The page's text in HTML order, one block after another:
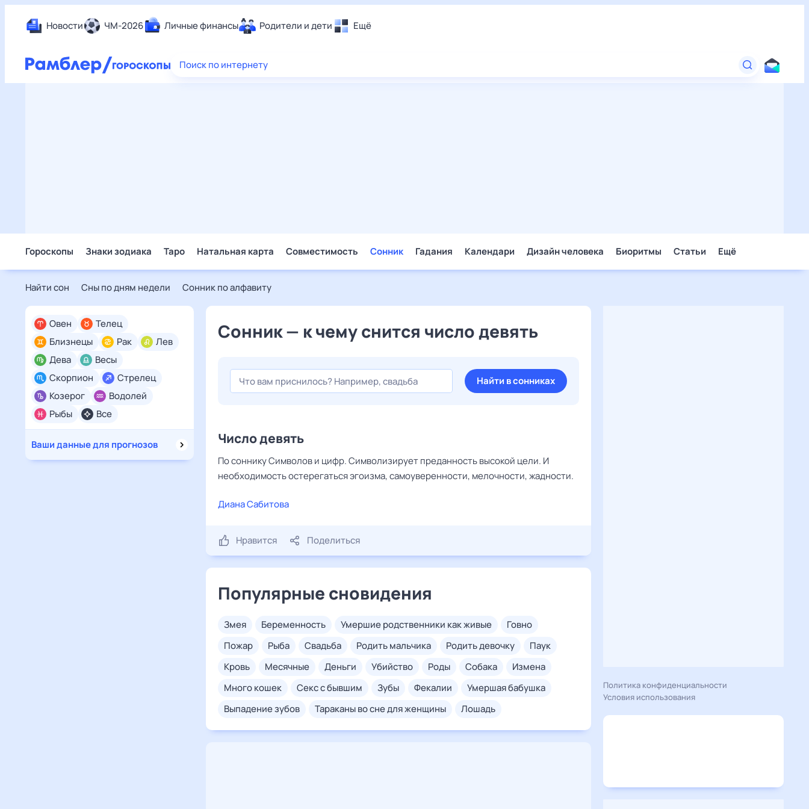
Новости ЧМ-2026 Личные финансы Родители и дети Ещё
Еда
Поиск по интернету
Гороскопы Знаки зодиака Таро Натальная карта Совместимость Сонник Гадания Календари Дизайн человека Биоритмы Статьи Ещё
Найти сон Сны по дням недели Сонник по алфавиту
Все
Овен
Телец
Близнецы
Рак
Лев
Дева
Весы
Скорпион
Стрелец
Козерог
Водолей
Рыбы
Ваши данные для прогнозов
Сонник — к чему снится число девять
Найти в сонниках
Число девять
По соннику Символов и цифр. Символизирует преданность высокой цели. И
необходимость остерегаться эгоизма, самоуверенности, мелочности, жадности.
Диана Сабитова
Нравится Поделиться
Популярные сновидения
змея беременность умершие родственники как живые
говно
пожар
рыба свадьба родить мальчика родить девочку
паук
кровь
месячные деньги убийство роды собака
измена
много кошек
секс с бывшим зубы фекалии
умершая бабушка
выпадение зубов
тараканы во сне для женщины лошадь
Политика конфиденциальности
Условия использования